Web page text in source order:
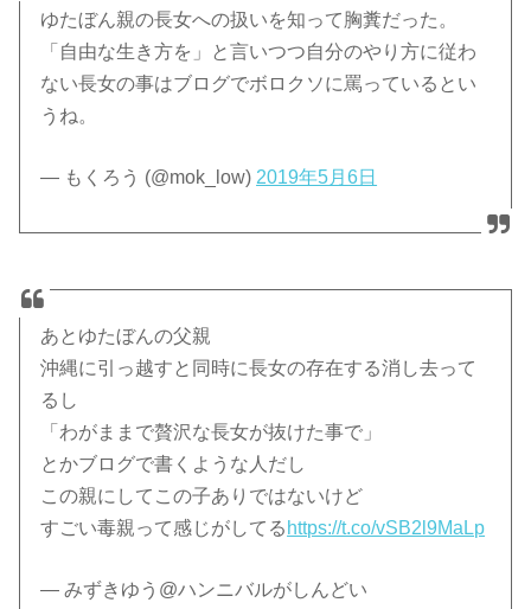
ゆたぼん親の長女への扱いを知って胸糞だった。
「自由な生き方を」と言いつつ自分のやり方に従わ
ない長女の事はブログでボロクソに罵っているとい
うね。
— もくろう (@mok_low) 2019年5月6日
あとゆたぼんの父親
沖縄に引っ越すと同時に長女の存在する消し去って
るし
「わがままで贅沢な長女が抜けた事で」
とかブログで書くような人だし
この親にしてこの子ありではないけど
すごい毒親って感じがしてる https://t.co/vSB2l9MaLp
— みずきゆう@ハンニバルがしんどい